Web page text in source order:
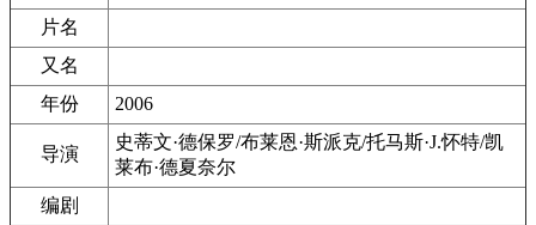
片名
又名
年份
2006
导演
史蒂文·德保罗/布莱恩·斯派克/托马斯·J.怀特/凯
莱布·德夏奈尔
编剧